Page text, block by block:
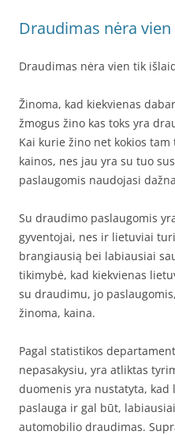
Draudimas nėra
Draudimas nėra vien tik
Žinoma, kad kiekvienas
žmogus žino kas toks yra
Kai kurie žino net kokios
kainos, nes jau yra su tuo
paslaugomis naudojasi
Su draudimo paslaugomis
gyventojai, nes ir lietuviai
brangiausią bei labiausiai
tikimybė, kad kiekvienas
su draudimu, jo
žinoma, kaina.
Pagal statistikos
nepasakysiu, yra atliktas
duomenis yra nustatyta, kad
paslauga ir gal būt,
automobilio draudimas.